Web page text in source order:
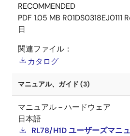
RECOMMENDED
PDF 1.05 MB R01DS0318EJ0111
日
関連ファイル：
カタログ
マニュアル、ガイド (3)
マニュアル－ハードウェア
日本語
RL78/H1D ユーザーズマニ